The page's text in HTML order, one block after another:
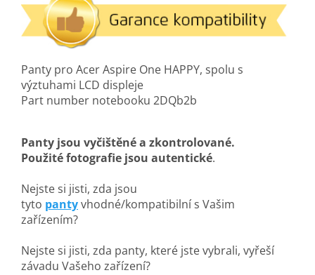
Panty pro Acer Aspire One HAPPY, spolu s
výztuhami LCD displeje
Part number notebooku 2DQb2b
Panty jsou vyčištěné a zkontrolované.
Použité fotografie jsou autentické.
Nejste si jisti, zda jsou
tyto pantyvhodné/kompatibilní s Vašim
zařízením?
Nejste si jisti, zda panty, které jste vybrali, vyřeší
závadu Vašeho zařízení?